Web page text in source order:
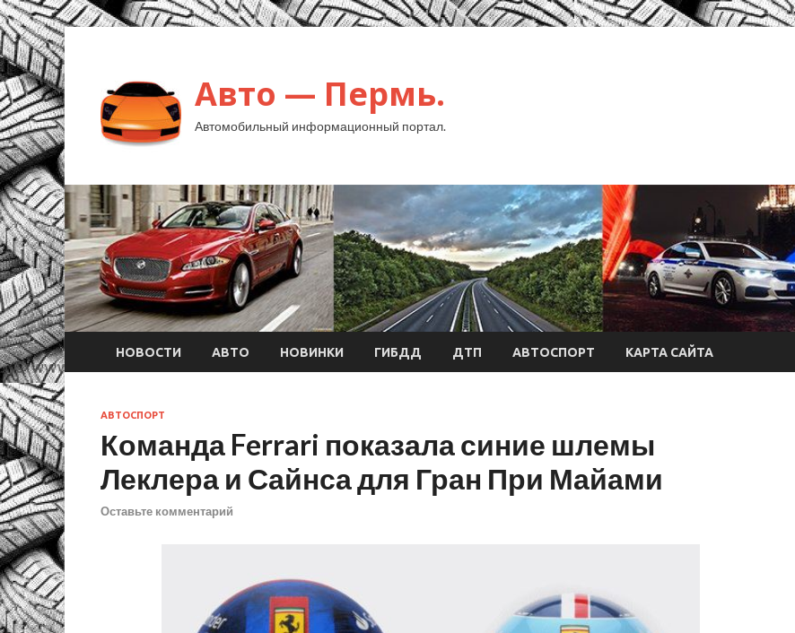
Авто — Пермь.
Автомобильный информационный портал.
НОВОСТИ АВТО НОВИНКИ ГИБДД ДТП АВТОСПОРТ КАРТА САЙТА
АВТОСПОРТ
Команда Ferrari показала синие шлемы
Леклера и Сайнса для Гран При Майами
Оставьте комментарий